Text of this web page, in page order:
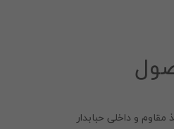
مقاوم و داخلی حبابدار